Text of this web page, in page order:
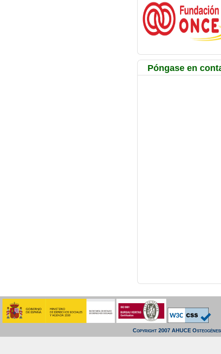
Póngase en
Copyright 2007 AHUCE